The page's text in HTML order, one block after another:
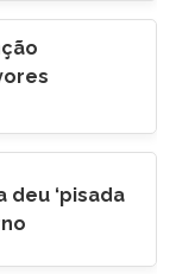
deu ‘pisada